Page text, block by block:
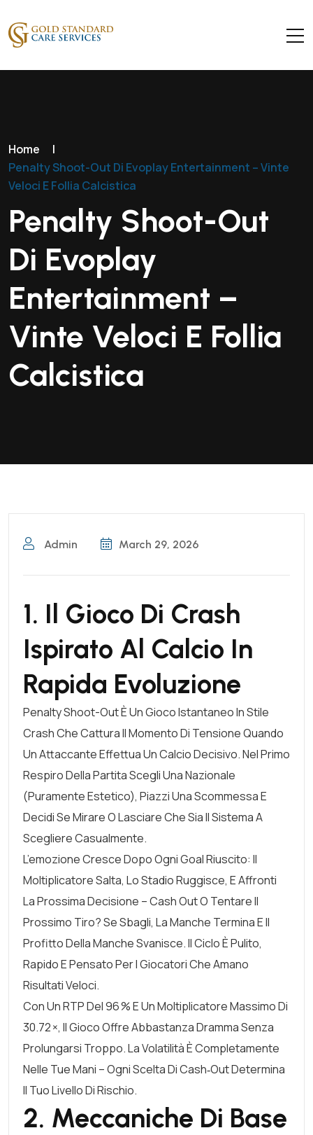
Home
|
Penalty Shoot-Out Di Evoplay Entertainment – Vinte
Veloci E Follia Calcistica
Penalty Shoot-Out
Di Evoplay
Entertainment –
Vinte Veloci E Follia
Calcistica
Admin March 29, 2026
1. Il Gioco Di Crash
Ispirato Al Calcio In
Rapida Evoluzione
Penalty Shoot-Out È Un Gioco Istantaneo In Stile
Crash Che Cattura Il Momento Di Tensione Quando
Un Attaccante Effettua Un Calcio Decisivo. Nel Primo
Respiro Della Partita Scegli Una Nazionale
(puramente Estetico), Piazzi Una Scommessa E
Decidi Se Mirare O Lasciare Che Sia Il Sistema A
Scegliere Casualmente.
L’emozione Cresce Dopo Ogni Goal Riuscito: Il
Moltiplicatore Salta, Lo Stadio Ruggisce, E Affronti
La Prossima Decisione – Cash Out O Tentare Il
Prossimo Tiro? Se Sbagli, La Manche Termina E Il
Profitto Della Manche Svanisce. Il Ciclo È Pulito,
Rapido E Pensato Per I Giocatori Che Amano
Risultati Veloci.
Con Un RTP Del 96 % E Un Moltiplicatore Massimo Di
30.72 ×, Il Gioco Offre Abbastanza Dramma Senza
Prolungarsi Troppo. La Volatilità È Completamente
Nelle Tue Mani – Ogni Scelta Di Cash‑out Determina
Il Tuo Livello Di Rischio.
2. Meccaniche Di Base